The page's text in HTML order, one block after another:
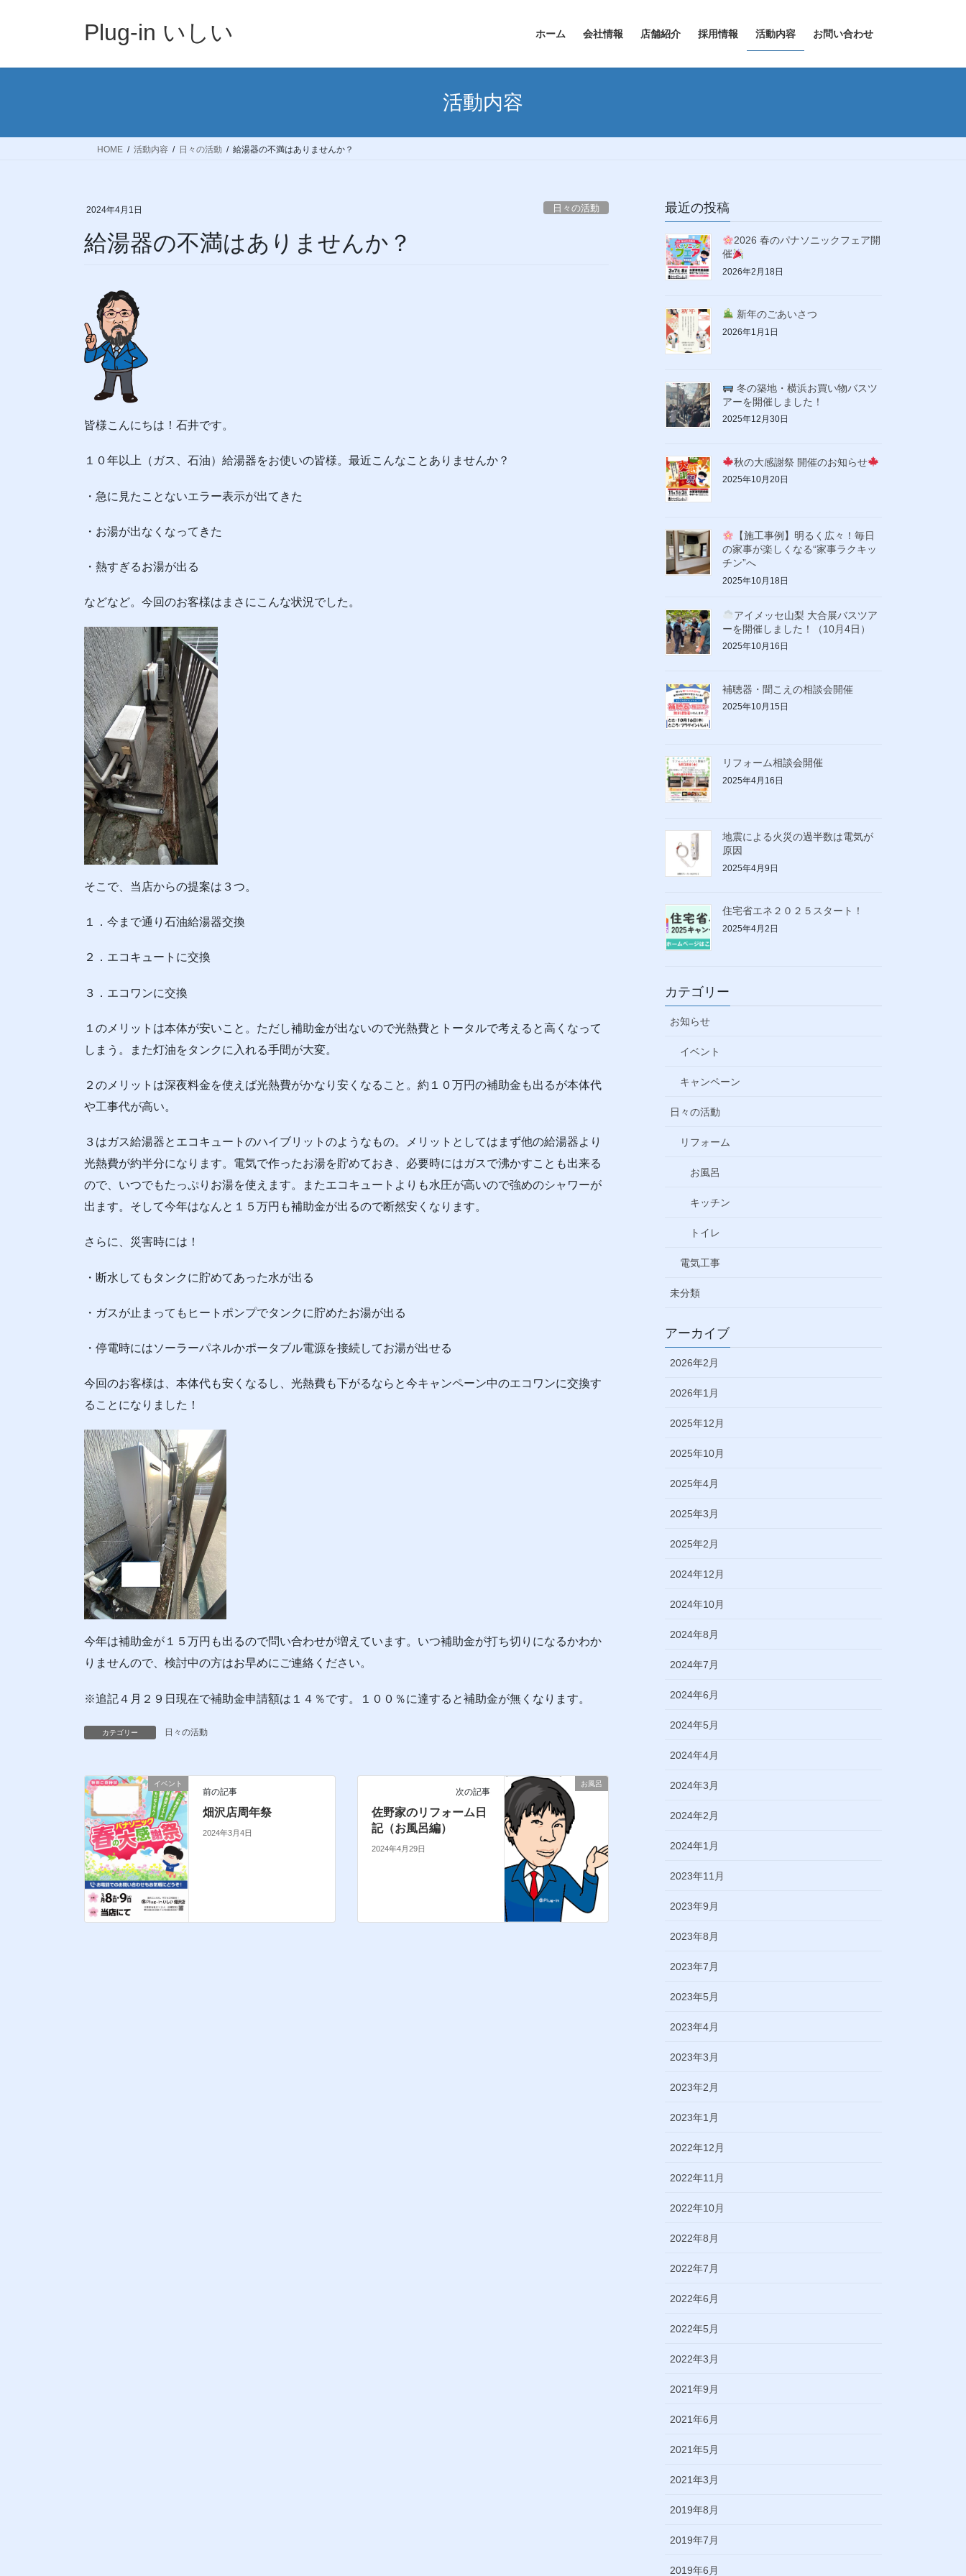
Plug-in いしい ホーム 会社情報 店舗紹介 採用情報 活動内容 お問い合わせ
活動内容
HOME 活動内容 日々の活動 給湯器の不満はありませんか？
2024年4月1日 日々の活動
給湯器の不満はありませんか？
皆様こんにちは！石井です。
１０年以上（ガス、石油）給湯器をお使いの皆様。最近こんなことありませんか？
・急に見たことないエラー表示が出てきた
・お湯が出なくなってきた
・熱すぎるお湯が出る
などなど。今回のお客様はまさにこんな状況でした。
そこで、当店からの提案は３つ。
１．今まで通り石油給湯器交換
２．エコキュートに交換
３．エコワンに交換
１のメリットは本体が安いこと。ただし補助金が出ないので光熱費とトータルで考えると高くなって
しまう。また灯油をタンクに入れる手間が大変。
２のメリットは深夜料金を使えば光熱費がかなり安くなること。約１０万円の補助金も出るが本体代
や工事代が高い。
３はガス給湯器とエコキュートのハイブリットのようなもの。メリットとしてはまず他の給湯器より
光熱費が約半分になります。電気で作ったお湯を貯めておき、必要時にはガスで沸かすことも出来る
ので、いつでもたっぷりお湯を使えます。またエコキュートよりも水圧が高いので強めのシャワーが
出ます。そして今年はなんと１５万円も補助金が出るので断然安くなります。
さらに、災害時には！
・断水してもタンクに貯めてあった水が出る
・ガスが止まってもヒートポンプでタンクに貯めたお湯が出る
・停電時にはソーラーパネルかポータブル電源を接続してお湯が出せる
今回のお客様は、本体代も安くなるし、光熱費も下がるならと今キャンペーン中のエコワンに交換す
ることになりました！
今年は補助金が１５万円も出るので問い合わせが増えています。いつ補助金が打ち切りになるかわか
りませんので、検討中の方はお早めにご連絡ください。
※追記４月２９日現在で補助金申請額は１４％です。１００％に達すると補助金が無くなります。
カテゴリー 日々の活動
イベント
前の記事
畑沢店周年祭
2024年3月4日
お風呂
次の記事
佐野家のリフォーム日
記（お風呂編）
2024年4月29日
最近の投稿
2026 春のパナソニックフェア開
催
2026年2月18日
新年のごあいさつ
2026年1月1日
冬の築地・横浜お買い物バスツ
アーを開催しました！
2025年12月30日
秋の大感謝祭 開催のお知らせ
2025年10月20日
【施工事例】明るく広々！毎日
の家事が楽しくなる“家事ラクキッ
チン”へ
2025年10月18日
アイメッセ山梨 大合展バスツア
ーを開催しました！（10月4日）
2025年10月16日
補聴器・聞こえの相談会開催
2025年10月15日
リフォーム相談会開催
2025年4月16日
地震による火災の過半数は電気が
原因
2025年4月9日
住宅省エネ２０２５スタート！
2025年4月2日
カテゴリー
お知らせ
イベント
キャンペーン
日々の活動
リフォーム
お風呂
キッチン
トイレ
電気工事
未分類
アーカイブ
2026年2月
2026年1月
2025年12月
2025年10月
2025年4月
2025年3月
2025年2月
2024年12月
2024年10月
2024年8月
2024年7月
2024年6月
2024年5月
2024年4月
2024年3月
2024年2月
2024年1月
2023年11月
2023年9月
2023年8月
2023年7月
2023年5月
2023年4月
2023年3月
2023年2月
2023年1月
2022年12月
2022年11月
2022年10月
2022年8月
2022年7月
2022年6月
2022年5月
2022年3月
2021年9月
2021年6月
2021年5月
2021年3月
2019年8月
2019年7月
2019年6月